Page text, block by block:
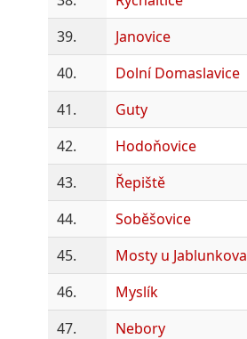
39.
Janovice
40.
Dolní Domaslavice
41.
Guty
42.
Hodoňovice
43.
Řepiště
44.
Soběšovice
45.
Mosty u Jablunkova
46.
Myslík
47.
Nebory